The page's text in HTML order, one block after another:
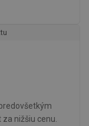
nižšiu cenu.